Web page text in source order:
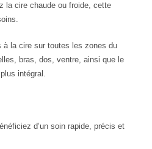
la cire chaude ou froide, cette
à la cire sur toutes les zones du
bras, dos, ventre, ainsi que le
intégral.
d’un soin rapide, précis et